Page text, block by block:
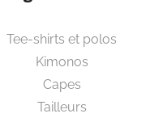
A propos
Bureau de style
Prestations et services
Shooting e-commerce